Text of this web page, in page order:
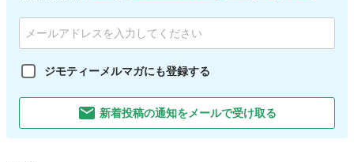
ジモティーメルマガにも登録する
新着投稿の通知をメールで受け取る